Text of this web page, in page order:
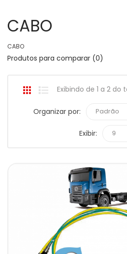
CABO
CABO
Produtos para comparar (0)
Exibindo de 1 a 2 do
Organizar por:
Exibir: